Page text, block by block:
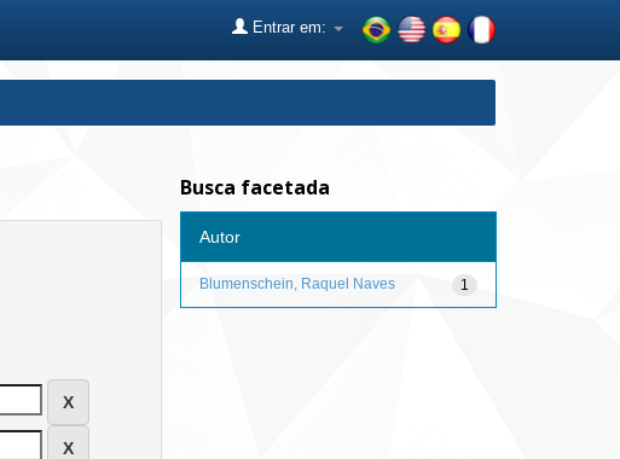
Entrar em:
Busca facetada
Autor
1
Blumenschein, Raquel Naves